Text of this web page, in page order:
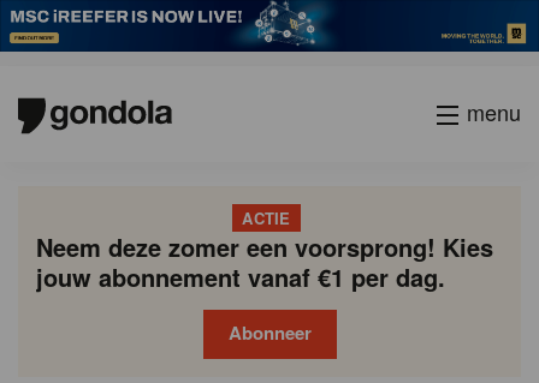
menu
ACTIE
Neem deze zomer een voorsprong! Kies
jouw abonnement vanaf €1 per dag.
Abonneer